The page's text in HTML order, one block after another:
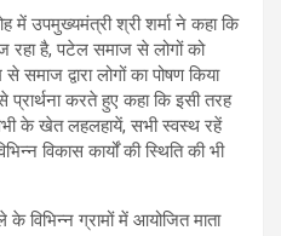
में उपमुख्यमंत्री श्री शर्मा ने कहा कि
रहा है, पटेल समाज से लोगों को
द्वारा लोगों का पोषण किया
प्रार्थना करते हुए कहा कि इसी तरह
के खेत लहलहायें, सभी स्वस्थ रहें
विकास कार्यों की स्थिति की भी